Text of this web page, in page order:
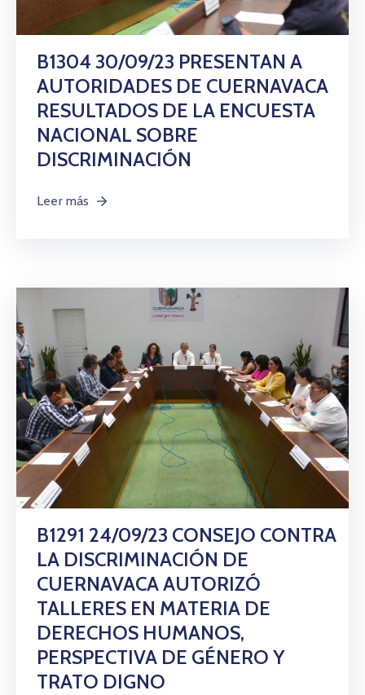
B1304 30/09/23 PRESENTAN A
AUTORIDADES DE CUERNAVACA
RESULTADOS DE LA ENCUESTA
NACIONAL SOBRE
DISCRIMINACIÓN
Leer más
B1291 24/09/23 CONSEJO CONTRA
LA DISCRIMINACIÓN DE
CUERNAVACA AUTORIZÓ
TALLERES EN MATERIA DE
DERECHOS HUMANOS,
PERSPECTIVA DE GÉNERO Y
TRATO DIGNO